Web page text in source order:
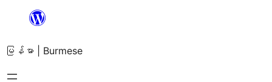
အကြောင်းအရာ
ကျော်သွား
ရန်
မြန်မာ | Burmese